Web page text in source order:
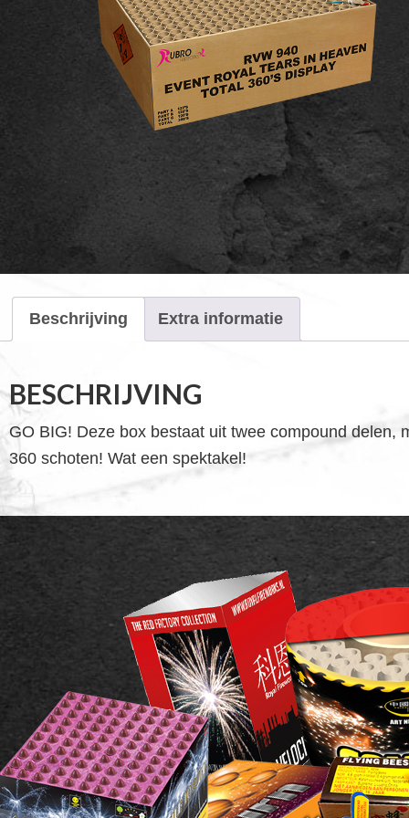
Beschrijving Extra informatie
BESCHRIJVING
GO BIG! Deze box bestaat uit twee compound delen,
360 schoten! Wat een spektakel!
FOOTER
WIDGET
HEADER
SALE